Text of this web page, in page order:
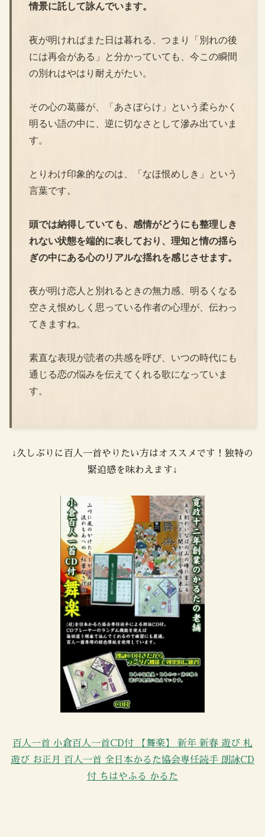
情景に託して詠んでいます。
夜が明ければまた日は暮れる、つまり「別れの後
には再会がある」と分かっていても、今この瞬間
の別れはやはり耐えがたい。
その心の葛藤が、「あさぼらけ」という柔らかく
明るい語の中に、逆に切なさとして滲み出ていま
す。
とりわけ印象的なのは、「なほ恨めしき」という
言葉です。
頭では納得していても、感情がどうにも整理しき
れない状態を端的に表しており、理知と情の揺ら
ぎの中にある心のリアルな揺れを感じさせます。
夜が明け恋人と別れるときの無力感、明るくなる
空さえ恨めしく思っている作者の心理が、伝わっ
てきますね。
素直な表現が読者の共感を呼び、いつの時代にも
通じる恋の悩みを伝えてくれる歌になっていま
す。
↓久しぶりに百人一首やりたい方はオススメです！独特の
緊迫感を味わえます↓
百人一首 小倉百人一首CD付 【舞楽】 新年 新春 遊び 札
遊び お正月 百人一首 全日本かるた協会専任読手 朗詠CD
付 ちはやふる かるた